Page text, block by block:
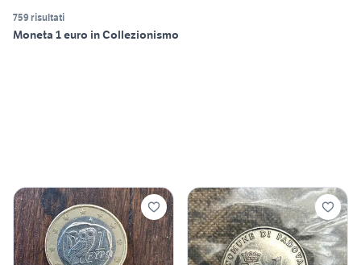
759 risultati
Moneta 1 euro in Collezionismo